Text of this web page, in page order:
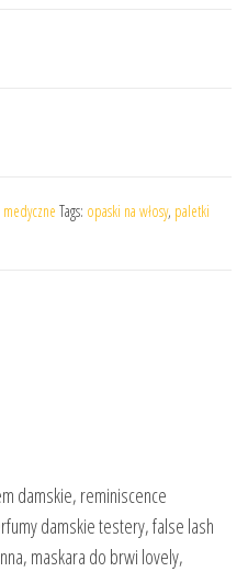
Tags: opaski na włosy, paletki
damskie, reminiscence
damskie testery, false lash
maskara do brwi lovely,